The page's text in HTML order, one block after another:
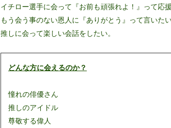
イチロー選手に会って『お前も頑張れよ！』って応
もう会う事のない恩人に『ありがとう』って言いたい
推しに会って楽しい会話をしたい。
どんな方に会えるのか？
憧れの俳優さん
推しのアイドル
尊敬する偉人